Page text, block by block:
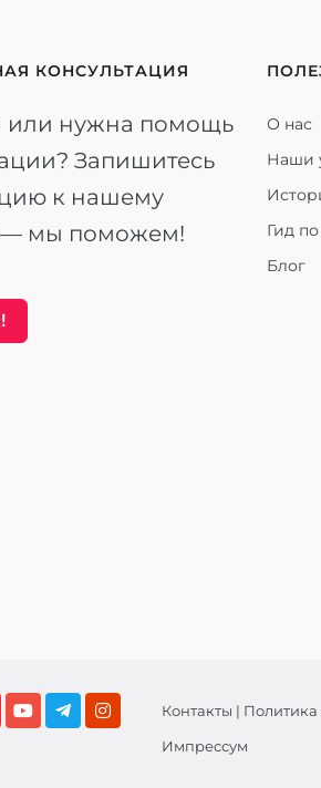
КОНСУЛЬТАЦИЯ
или нужна помощь
Запишитесь
к нашему
— мы поможем!
О нас
Наши
Гид
Блог
Контакты |
Импрессум